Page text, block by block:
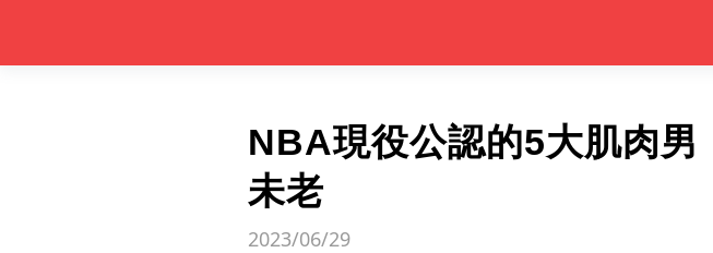
NBA現役公認的5大肌肉男
未老
2023/06/29